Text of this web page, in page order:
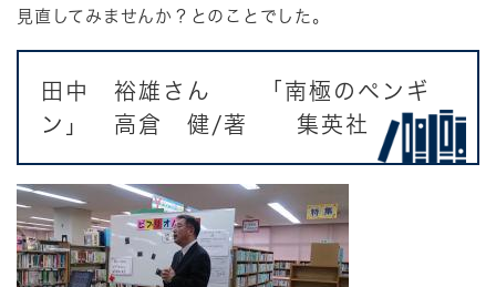
見直してみませんか？とのことでした。
田中 裕雄さん 「南極のペンギ
ン」 高倉 健/著 集英社